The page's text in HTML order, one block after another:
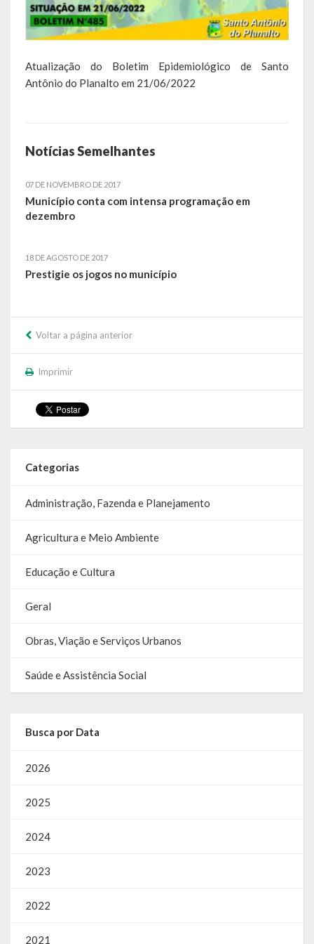
Calendário de Eventos
Publicações
Planos
Contas Públicas
Demonstrativos Contábeis
Leis Orçamentárias
Relatório Circunstanciado
Licitações
Transparência
Portal da Transparência
SIC
Contratos
Processo Seletivo
Carta de Serviços
Atualização do Boletim Epidemiológico de Santo
Antônio do Planalto em 21/06/2022
Notícias Semelhantes
07 DE NOVEMBRO DE 2017
Município conta com intensa programação em
dezembro
18 DE AGOSTO DE 2017
Prestigie os jogos no município
Voltar a página anterior
Imprimir
Categorias
Administração, Fazenda e Planejamento
Agricultura e Meio Ambiente
Educação e Cultura
Geral
Obras, Viação e Serviços Urbanos
Saúde e Assistência Social
Busca por Data
2026
2025
2024
2023
2022
2021